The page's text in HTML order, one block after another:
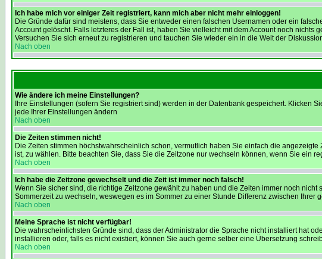
Ich habe mich vor einiger Zeit registriert, kann mich aber nicht mehr einloggen!
Die Gründe dafür sind meistens, dass Sie entweder einen falschen Usernamen oder ein
Account gelöscht. Falls letzteres der Fall ist, haben Sie vielleicht mit dem Account noch
Versuchen Sie sich erneut zu registrieren und tauchen Sie wieder ein in die Welt der
Nach oben
Wie ändere ich meine Einstellungen?
Ihre Einstellungen (sofern Sie registriert sind) werden in der Datenbank gespeichert. Klicken
jede Ihrer Einstellungen ändern
Nach oben
Die Zeiten stimmen nicht!
Die Zeiten stimmen höchstwahrscheinlich schon, vermutlich haben Sie einfach die
ist, zu wählen. Bitte beachten Sie, dass Sie die Zeitzone nur wechseln können, wenn Sie ein
Nach oben
Ich habe die Zeitzone gewechselt und die Zeit ist immer noch falsch!
Wenn Sie sicher sind, die richtige Zeitzone gewählt zu haben und die Zeiten immer noch
Sommerzeit zu wechseln, weswegen es im Sommer zu einer Stunde Differenz zwischen Ihrer
Nach oben
Meine Sprache ist nicht verfügbar!
Die wahrscheinlichsten Gründe sind, dass der Administrator die Sprache nicht installiert hat
installieren oder, falls es nicht existiert, können Sie auch gerne selber eine Übersetzung
Nach oben